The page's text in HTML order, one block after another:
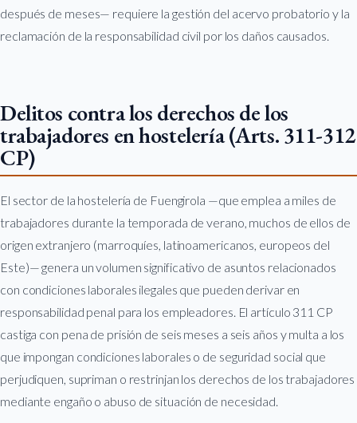
después de meses— requiere la gestión del acervo probatorio y la
reclamación de la responsabilidad civil por los daños causados.
Delitos contra los derechos de los
trabajadores en hostelería (Arts. 311-312
CP)
El sector de la hostelería de Fuengirola —que emplea a miles de
trabajadores durante la temporada de verano, muchos de ellos de
origen extranjero (marroquíes, latinoamericanos, europeos del
Este)— genera un volumen significativo de asuntos relacionados
con condiciones laborales ilegales que pueden derivar en
responsabilidad penal para los empleadores. El artículo 311 CP
castiga con pena de prisión de seis meses a seis años y multa a los
que impongan condiciones laborales o de seguridad social que
perjudiquen, supriman o restrinjan los derechos de los trabajadores
mediante engaño o abuso de situación de necesidad.